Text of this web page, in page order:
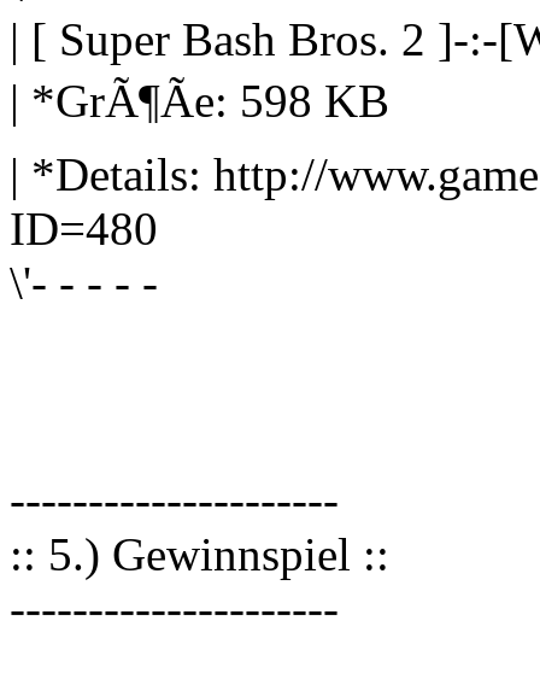
| [ Super Bash Bros. 2 ]-:-
| *GrÃ¶Ãe: 598 KB
| *Details: http://
ID=480
\'- - - - -
---------------------
:: 5.) Gewinnspiel ::
---------------------